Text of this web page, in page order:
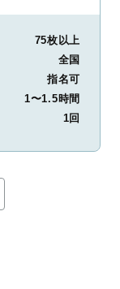
75枚以上
全国
指名可
1〜1.5時間
1回